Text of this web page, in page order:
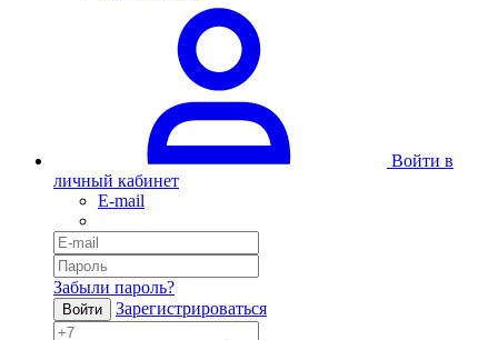
Войти в
личный кабинет
E-mail
Забыли пароль?
Войти Зарегистрироваться